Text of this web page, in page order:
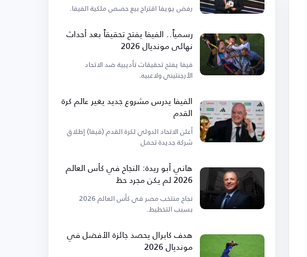
رفض يويفا اقتراح بيع حصص ملكية الفيفا.
رسمياً.. الفيفا يفتح تحقيقاً بعد أحداث
نهائي مونديال 2026
فيفا يفتح تحقيقات تأديبية ضد الاتحاد
الأرجنتيني ولاعبيه.
الفيفا يدرس مشروع جديد يغير عالم كرة
القدم
أعلن الاتحاد الدولي لكرة القدم (فيفا) إطلاق
شركة جديدة تحمل
هاني أبو ريدة: النجاح في كأس العالم
2026 لم يكن مجرد حظ
نجاح منتخب مصر في كأس العالم 2026
بسبب التخطيط.
هدف كابرال يحصد جائزة الأفضل في
مونديال 2026